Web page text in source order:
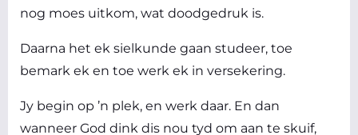
nog moes uitkom, wat doodgedruk is.
Daarna het ek sielkunde gaan studeer, toe
bemark ek en toe werk ek in versekering.
Jy begin op ’n plek, en werk daar. En dan
wanneer God dink dis nou tyd om aan te skuif,